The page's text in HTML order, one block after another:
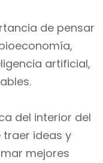
de pensar
artificial,
del interior del
ideas y
mejores